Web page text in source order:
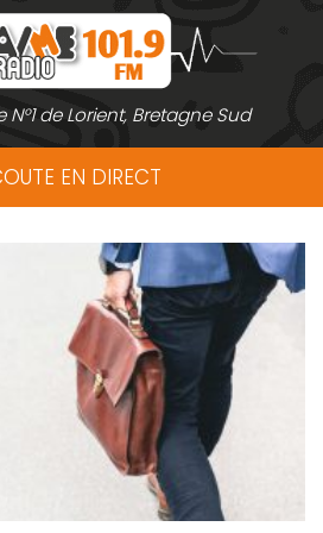
de Lorient, Bretagne Sud
EN DIRECT